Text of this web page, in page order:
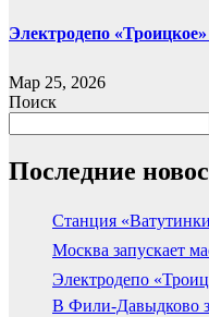
Электродепо
Мар 25, 2026
Поиск
Последние
Станция
Москва запускает
Электродепо
В Фили-Давыдково